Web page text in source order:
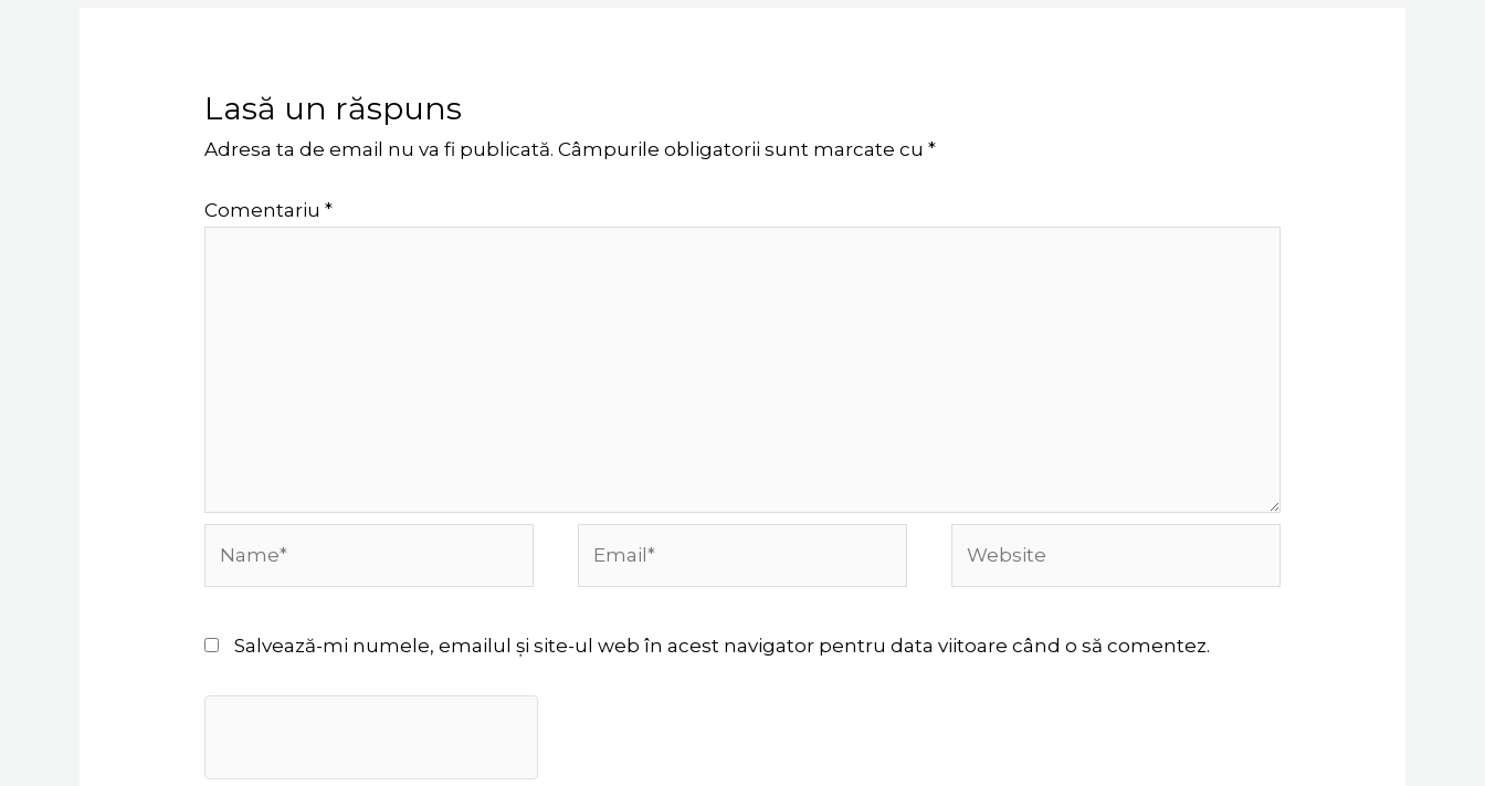
Lasă un răspuns
Adresa ta de email nu va fi publicată. Câmpurile obligatorii sunt marcate cu*
Comentariu*
Salvează-mi numele, emailul și site-ul web în acest navigator pentru data viitoare când o să comentez.